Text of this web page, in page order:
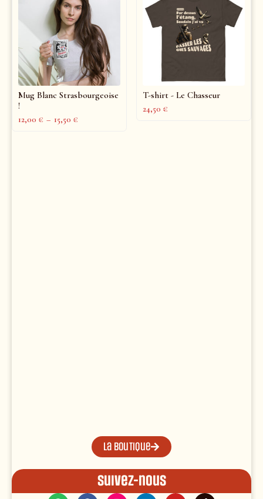
Mug Blanc Strasbourgeoise
!
12,00 € – 15,50 €
T-shirt - Le Chasseur
24,50 €
La boutique
Suivez-nous